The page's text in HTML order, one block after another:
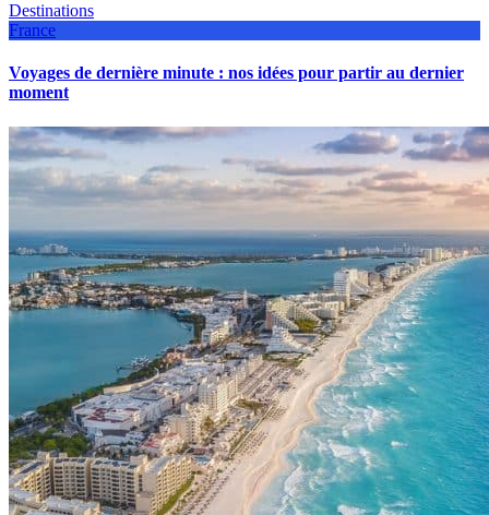
Destinations
France
Voyages de dernière minute : nos idées pour partir au dernier
moment